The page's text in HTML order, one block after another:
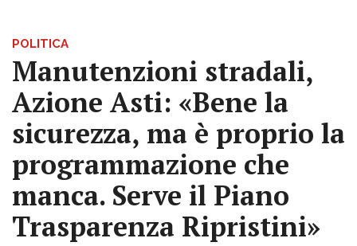
POLITICA
Manutenzioni stradali,
Azione Asti: «Bene la
sicurezza, ma è proprio la
programmazione che
manca. Serve il Piano
Trasparenza Ripristini»